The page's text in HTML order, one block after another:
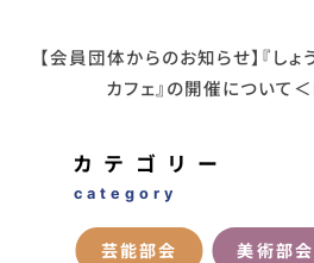
【会員団体からのお知らせ】『し
カフェ』の開催について
カテゴリー
category
芸能部会 美術部会